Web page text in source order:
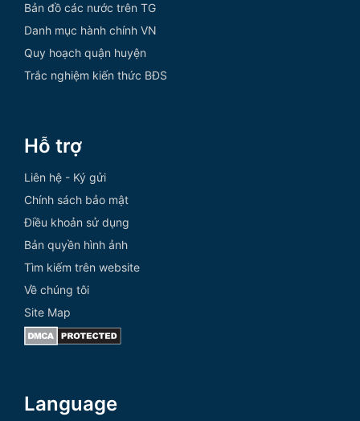
Bản đồ các nước trên TG
Danh mục hành chính VN
Quy hoạch quận huyện
Trắc nghiệm kiến thức BĐS
Hỗ trợ
Liên hệ - Ký gửi
Chính sách bảo mật
Điều khoản sử dụng
Bản quyền hình ảnh
Tìm kiếm trên website
Về chúng tôi
Site Map
Language